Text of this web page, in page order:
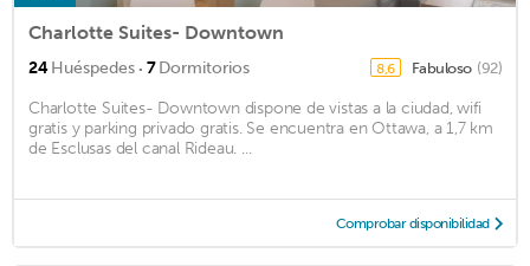
Charlotte Suites- Downtown
24Huéspedes · 7Dormitorios 8,6 Fabuloso (92)
Charlotte Suites- Downtown dispone de vistas a la ciudad, wifi
gratis y parking privado gratis. Se encuentra en Ottawa, a 1,7 km
de Esclusas del canal Rideau. ...
Comprobar disponibilidad